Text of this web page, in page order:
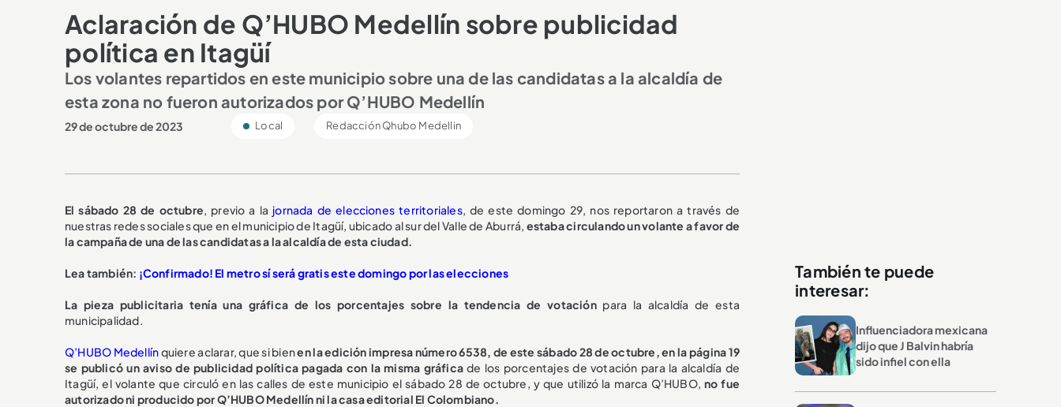
Aclaración de Q’HUBO Medellín sobre publicidad
política en Itagüí
Los volantes repartidos en este municipio sobre una de las candidatas a la alcaldía de
esta zona no fueron autorizados por Q’HUBO Medellín
29 de octubre de 2023 Local Redacción Qhubo Medellin
El sábado 28 de octubre, previo a la jornada de elecciones territoriales, de este domingo 29, nos reportaron a través de
nuestras redes sociales que en el municipio de Itagüí, ubicado al sur del Valle de Aburrá, estaba circulando un volante a favor de
la campaña de una de las candidatas a la alcaldía de esta ciudad.
Lea también: ¡Confirmado! El metro sí será gratis este domingo por las elecciones
La pieza publicitaria tenía una gráfica de los porcentajes sobre la tendencia de votaciónpara la alcaldía de esta
municipalidad.
Q’HUBO Medellínquiere aclarar, que si bienen la edición impresa número 6538, de este sábado 28 de octubre, en la página 19
se publicó un aviso de publicidad política pagada con la misma gráficade los porcentajes de votación para la alcaldía de
Itagüí, el volante que circuló en las calles de este municipio el sábado 28 de octubre, y que utilizó la marca Q’HUBO, no fue
autorizado ni producido por Q’HUBO Medellín ni la casa editorial El Colombiano.
También te puede
interesar:
Influenciadora mexicana
dijo que J Balvin habría
sido infiel con ella